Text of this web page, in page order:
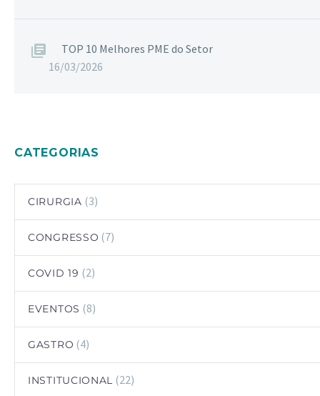
TOP 10 Melhores PME do Setor
16/03/2026
CATEGORIAS
CIRURGIA (3)
CONGRESSO (7)
COVID 19 (2)
EVENTOS (8)
GASTRO (4)
INSTITUCIONAL (22)